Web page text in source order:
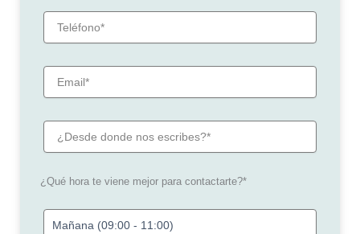
¿Qué hora te viene mejor para contactarte?*